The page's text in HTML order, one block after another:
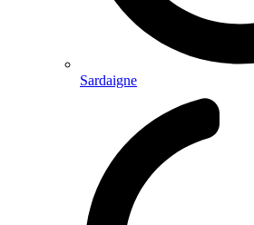
Sardaigne